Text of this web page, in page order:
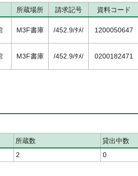
所蔵場所 請求記号 資料コード
M3F書庫 /452.9/ﾀﾒ/ 1200050647
M3F書庫 /452.9/ﾀﾒ/ 0200182471
所蔵数
貸出中数
2 0